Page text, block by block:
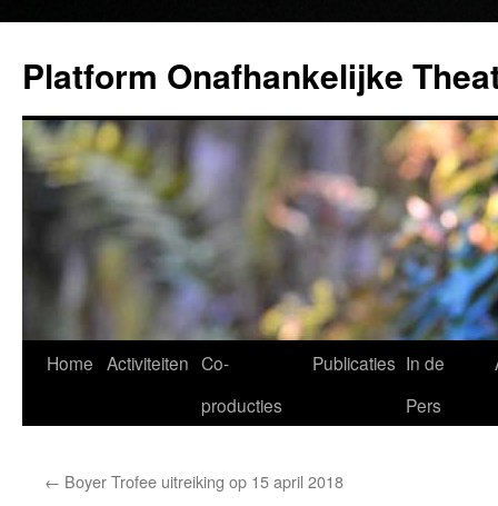
de
inhoud
Platform Onafhankelijke
Home Activiteiten Co-
producties
Publicaties In de
Pers
← Boyer Trofee uitreiking op 15 april 2018